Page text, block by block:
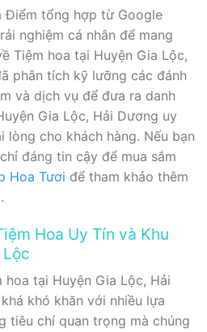
Điểm tổng hợp từ Google
nghiệm cá nhân để mang
Tiệm hoa tại Huyện Gia Lộc,
phân tích kỹ lưỡng các đánh
và dịch vụ để đưa ra danh
Gia Lộc, Hải Dương uy
lòng cho khách hàng. Nếu bạn
đáng tin cậy để mua sắm
Hoa Tươi để tham khảo thêm
Hoa Uy Tín và Khu
tại Huyện Gia Lộc, Hải
khó khăn với nhiều lựa
tiêu chí quan trọng mà chúng